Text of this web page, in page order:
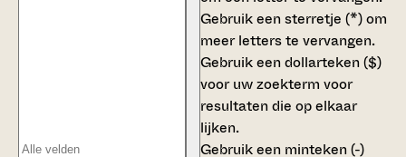
Gebruik eensterretje (*)om
meer letters te vervangen.
Gebruik eendollarteken ($)
voor uw zoekterm voor
resultaten die op elkaar
lijken.
Gebruik een minteken (-)